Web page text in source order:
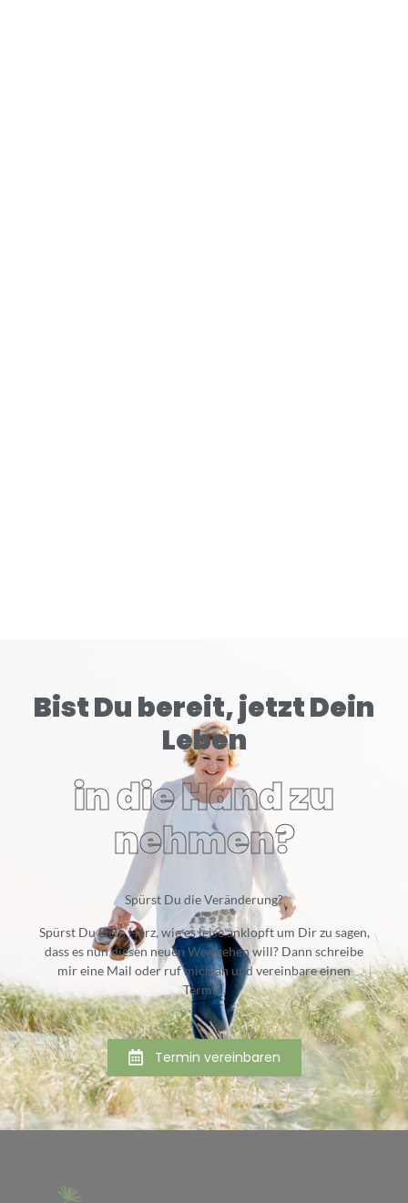
Bist Du bereit, jetzt Dein
Leben
in die Hand zu
nehmen?
Spürst Du die Veränderung?
Spürst Du Dein Herz, wie es leise anklopft um Dir zu sagen,
dass es nun diesen neuen Weg gehen will? Dann schreibe
mir eine Mail oder ruf mich an und vereinbare einen
Termin.
Termin vereinbaren